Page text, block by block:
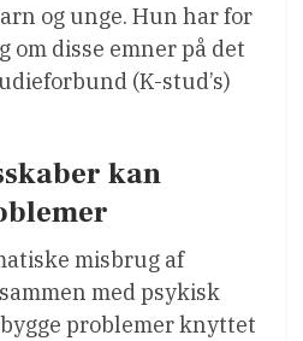
og unge. Hun har for
disse emner på det
(K-stud’s)
kan
misbrug af
med psykisk
problemer knyttet